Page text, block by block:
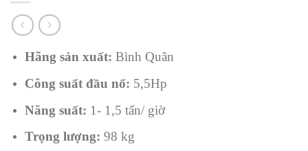
Hãng sản xuất: Bình Quân
Công suất đầu nổ: 5,5Hp
Năng suất: 1- 1,5 tấn/ giờ
Trọng lượng: 98 kg